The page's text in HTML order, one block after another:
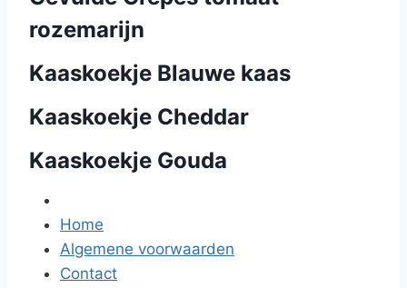
rozemarijn
Kaaskoekje Blauwe kaas
Kaaskoekje Cheddar
Kaaskoekje Gouda
Home
Algemene voorwaarden
Contact